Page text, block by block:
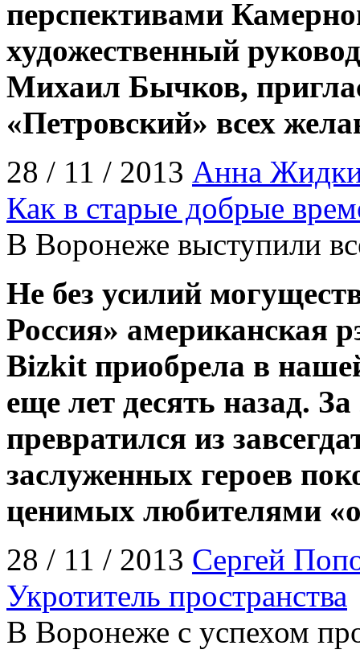
перспективами
художественный
Михаил Бычков,
«Петровский» всех
28 / 11 / 2013 Анна
Как в старые добрые
В Воронеже выступили
Не без усилий
Россия» американская
Bizkit приобрела в
еще лет десять назад.
превратился из
заслуженных героев
ценимых любителями
28 / 11 / 2013 Сергей
Укротитель пространства
В Воронеже с успехом